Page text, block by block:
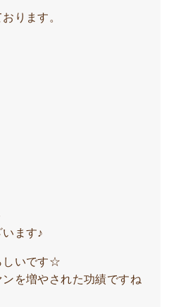
ります。
ます♪
しいです☆
を増やされた功績ですね